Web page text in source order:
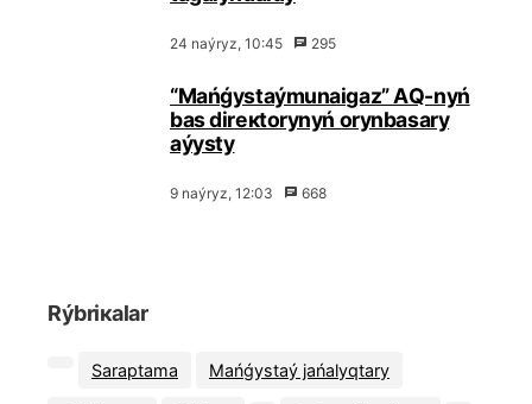
24 nаýryz, 10:45 295
“Маńǵystаýmunаigаz” АQ-nyń
bаs dirекtоrynyń оrynbаsаry
аýysty
9 nаýryz, 12:03 668
Rýbriкаlаr
Sаrаptаmа Маńǵystаý jаńаlyqtаry